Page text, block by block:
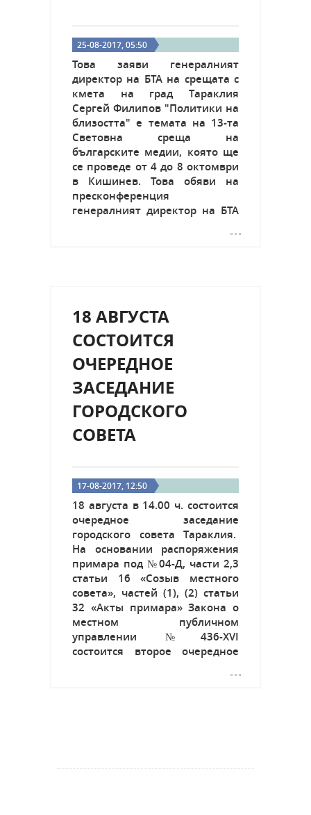
25-08-2017, 05:50
Това заяви генералният
директор на БТА на срещата с
кмета на град Тараклия
Сергей Филипов "Политики на
близостта" е темата на 13-та
Световна среща на
българските медии, която ще
се проведе от 4 до 8 октомври
в Кишинев. Това обяви на
пресконференция
генералният директор на БТА
изтъкна, че в момента
18 АВГУСТА
СОСТОИТСЯ
ОЧЕРЕДНОЕ
ЗАСЕДАНИЕ
ГОРОДСКОГО
СОВЕТА
17-08-2017, 12:50
18 августа в 14.00 ч. состоится
очередное заседание
городского совета Тараклия.
На основании распоряжения
примара под №04-Д, части 2,3
статьи 16 «Созыв местного
совета», частей (1), (2) статьи
32 «Акты примара» Закона о
местном публичном
управлении №436-XVI
состоится второе очередное
В повестке дня включены